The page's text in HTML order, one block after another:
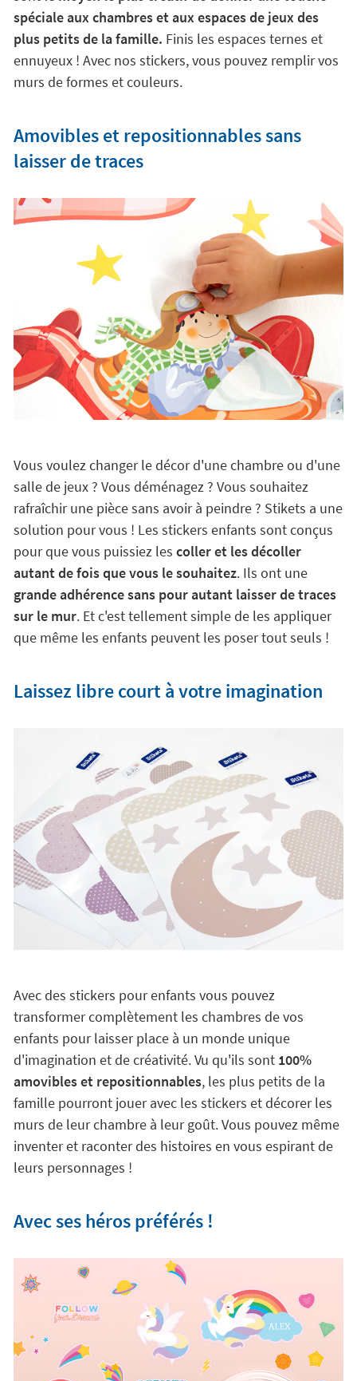
spéciale aux chambres et aux espaces de jeux des
plus petits de la famille. Finis les espaces ternes et
ennuyeux ! Avec nos stickers, vous pouvez remplir vos
murs de formes et couleurs.
Amovibles et repositionnables sans
laisser de traces
Vous voulez changer le décor d'une chambre ou d'une
salle de jeux ? Vous déménagez ? Vous souhaitez
rafraîchir une pièce sans avoir à peindre ? Stikets a une
solution pour vous ! Les stickers enfants sont conçus
pour que vous puissiez les coller et les décoller
autant de fois que vous le souhaitez. Ils ont une
grande adhérence sans pour autant laisser de traces
sur le mur. Et c'est tellement simple de les appliquer
que même les enfants peuvent les poser tout seuls !
Laissez libre court à votre imagination
Avec des stickers pour enfants vous pouvez
transformer complètement les chambres de vos
enfants pour laisser place à un monde unique
d'imagination et de créativité. Vu qu'ils sont 100%
amovibles et repositionnables, les plus petits de la
famille pourront jouer avec les stickers et décorer les
murs de leur chambre à leur goût. Vous pouvez même
inventer et raconter des histoires en vous espirant de
leurs personnages !
Avec ses héros préférés !